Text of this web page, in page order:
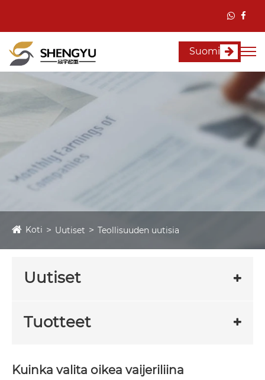
Suomi
Koti Uutiset Teollisuuden uutisia
Uutiset
Tuotteet
Kuinka valita oikea vaijeriliina